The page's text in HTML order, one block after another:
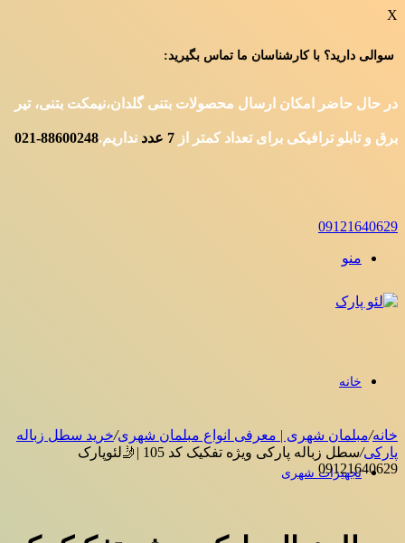
X
سوالی دارید؟ با کارشناسان ما تماس بگیرید:
در حال حاضر امکان ارسال محصولات بتنی گلدان،نیمکت بتنی، تیر
برق و تابلو ترافیکی برای تعداد کمتر از عدد نداریم.88600248-021
09121640629
منو
خانه
تجهیزات شهری
خانه/مبلمان شهری | معرفی انواع مبلمان شهری/خرید سطل زباله
پارکی/
سطل زباله پارکی ویژه تفکیک کد 105 |🤳لئوپارک
09121640629